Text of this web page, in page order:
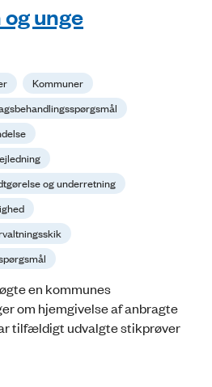
unge
Kommuner
og underretning
en kommunes
om hjemgivelse af anbragte
tilfældigt udvalgte stikprøver